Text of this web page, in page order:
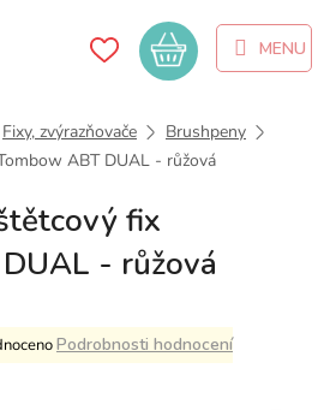
Nákupní
košík
Fixy, zvýrazňovače
Brushpeny
ABT DUAL - růžová
fix
- růžová
Podrobnosti hodnocení